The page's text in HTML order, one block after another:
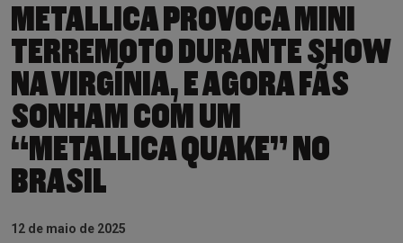
METALLICA PROVOCA MINI
TERREMOTO DURANTE SHOW
NA VIRGÍNIA, E AGORA FÃS
SONHAM COM UM
“METALLICA QUAKE” NO
BRASIL
12 de maio de 2025